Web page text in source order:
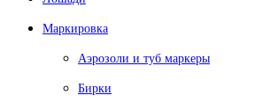
Маркировка
Аэрозоли и туб маркеры
Бирки